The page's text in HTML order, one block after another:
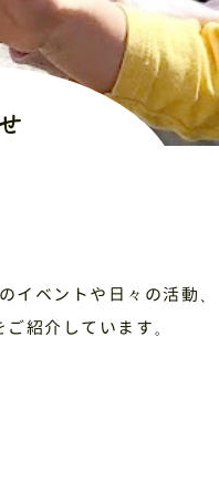
イベントや日々の活動、
紹介しています。